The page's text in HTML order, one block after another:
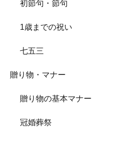
初節句・節句
1歳までの祝い
七五三
贈り物・マナー
贈り物の基本マナー
冠婚葬祭